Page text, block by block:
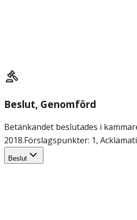
Beslut, Genomförd
Betänkandet beslutades i
2018.Förslagspunkter: 1,
Beslut